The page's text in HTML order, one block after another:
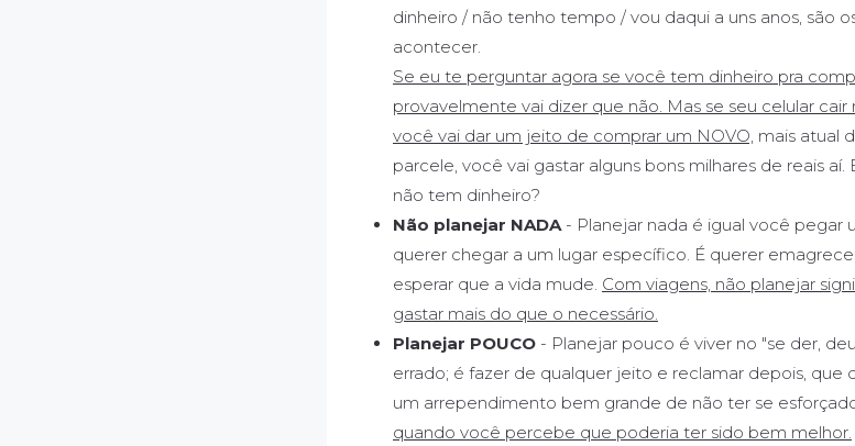
dinheiro / não tenho tempo / vou daqui a uns anos, são
acontecer.
Se eu te perguntar agora se você tem dinheiro pra
provavelmente vai dizer que não. Mas se seu celular
você vai dar um jeito de comprar um NOVO, mais atual
parcele, você vai gastar alguns bons milhares de reais
não tem dinheiro?
Não planejar NADA - Planejar nada é igual você pegar
querer chegar a um lugar específico. É querer
esperar que a vida mude. Com viagens, não planejar
gastar mais do que o necessário.
Planejar POUCO - Planejar pouco é viver no "se der,
errado; é fazer de qualquer jeito e reclamar depois, que
um arrependimento bem grande de não ter se
quando você percebe que poderia ter sido bem melhor.